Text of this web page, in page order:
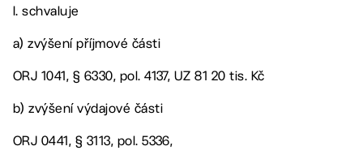
I. schvaluje
a) zvýšení příjmové části
ORJ 1041, § 6330, pol. 4137, UZ 81 20 tis. Kč
b) zvýšení výdajové části
ORJ 0441, § 3113, pol. 5336,